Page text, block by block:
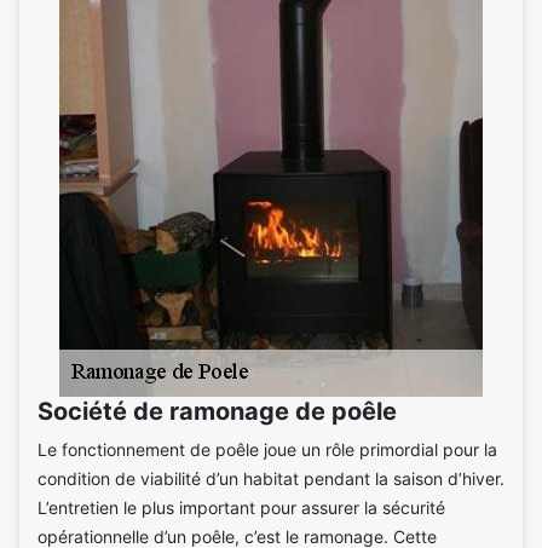
Société de ramonage de poêle
Le fonctionnement de poêle joue un rôle primordial pour la
condition de viabilité d’un habitat pendant la saison d’hiver.
L’entretien le plus important pour assurer la sécurité
opérationnelle d’un poêle, c’est le ramonage. Cette